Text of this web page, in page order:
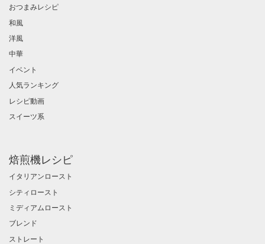
おつまみレシピ
和風
洋風
中華
イベント
人気ランキング
レシピ動画
スイーツ系
焙煎機レシピ
イタリアンロースト
シティロースト
ミディアムロースト
ブレンド
ストレート